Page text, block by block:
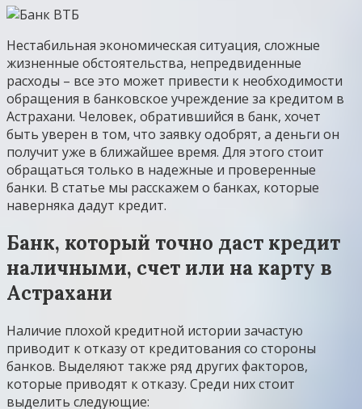
Нестабильная экономическая ситуация, сложные
жизненные обстоятельства, непредвиденные
расходы – все это может привести к необходимости
обращения в банковское учреждение за кредитом в
Астрахани. Человек, обратившийся в банк, хочет
быть уверен в том, что заявку одобрят, а деньги он
получит уже в ближайшее время. Для этого стоит
обращаться только в надежные и проверенные
банки. В статье мы расскажем о банках, которые
наверняка дадут кредит.
Банк, который точно даст кредит
наличными, счет или на карту в
Астрахани
Наличие плохой кредитной истории зачастую
приводит к отказу от кредитования со стороны
банков. Выделяют также ряд других факторов,
которые приводят к отказу. Среди них стоит
выделить следующие: